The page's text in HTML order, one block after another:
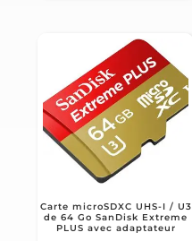
Carte microSDXC UHS-I / U3
de 64 Go SanDisk Extreme
PLUS avec adaptateur